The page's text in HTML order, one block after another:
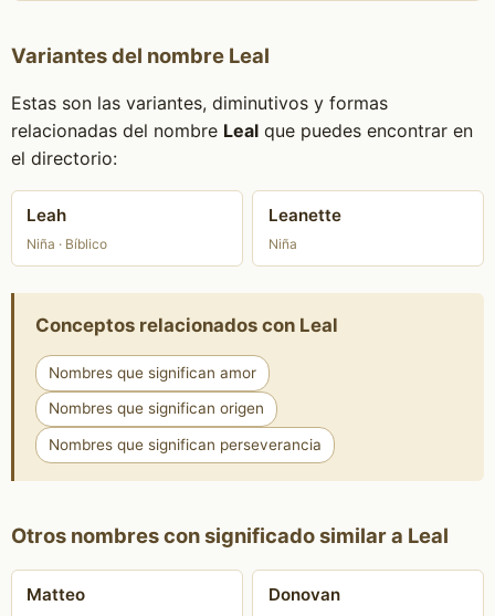
Variantes del nombre Leal
Estas son las variantes, diminutivos y formas
relacionadas del nombre Lealque puedes encontrar en
el directorio:
Leah
Niña · Bíblico
Leanette
Niña
Conceptos relacionados con Leal
Nombres que significan amor
Nombres que significan origen
Nombres que significan perseverancia
Otros nombres con significado similar a Leal
Matteo Donovan